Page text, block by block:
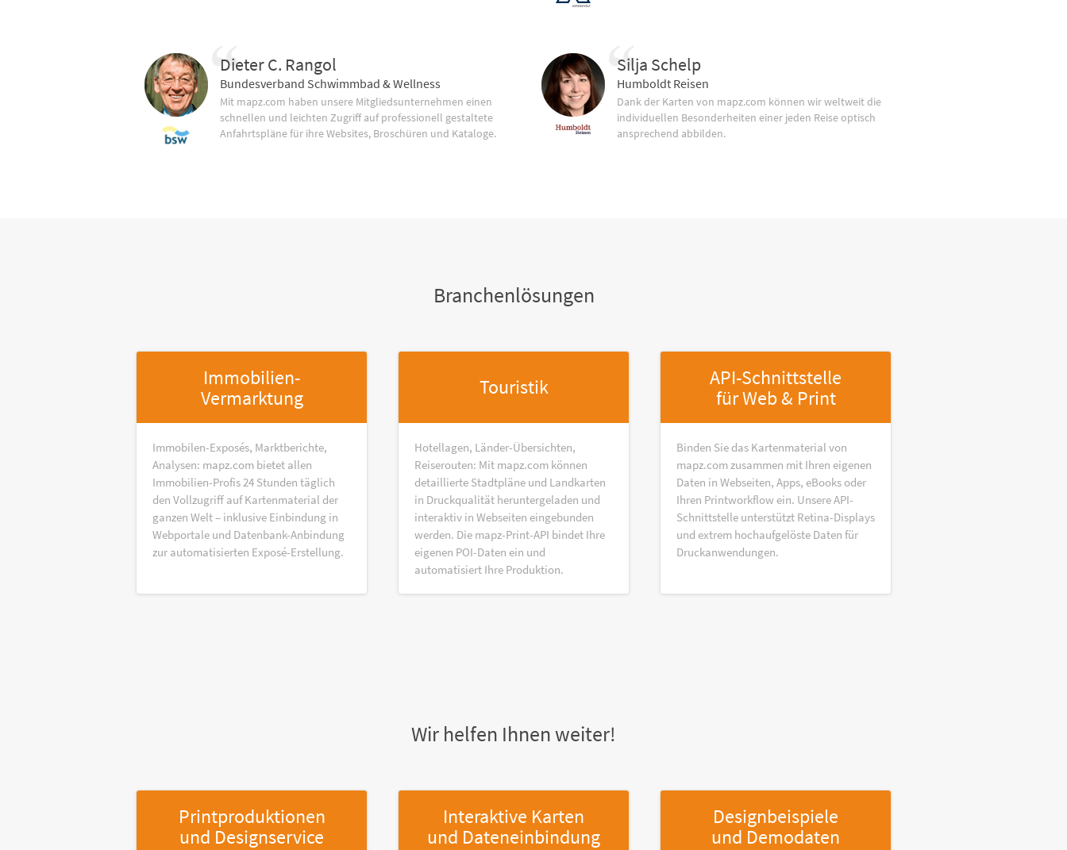
Dieter C. Rangol
Bundesverband Schwimmbad & Wellness
Mit mapz.com haben unsere Mitgliedsunternehmen einen
schnellen und leichten Zugriff auf professionell gestaltete
Anfahrtspläne für ihre Websites, Broschüren und Kataloge.
Silja Schelp
Humboldt Reisen
Dank der Karten von mapz.com können wir weltweit die
individuellen Besonderheiten einer jeden Reise optisch
ansprechend abbilden.
Branchenlösungen
Immobilien-
Vermarktung
Immobilen-Exposés, Marktberichte,
Analysen: mapz.com bietet allen
Immobilien-Profis 24 Stunden täglich
den Vollzugriff auf Kartenmaterial der
ganzen Welt – inklusive Einbindung in
Webportale und Datenbank-Anbindung
zur automatisierten Exposé-Erstellung.
Touristik
Hotellagen, Länder-Übersichten,
Reiserouten: Mit mapz.com können
detaillierte Stadtpläne und Landkarten
in Druckqualität heruntergeladen und
interaktiv in Webseiten eingebunden
werden. Die mapz-Print-API bindet Ihre
eigenen POI-Daten ein und
automatisiert Ihre Produktion.
API-Schnittstelle
für Web & Print
Binden Sie das Kartenmaterial von
mapz.com zusammen mit Ihren eigenen
Daten in Webseiten, Apps, eBooks oder
Ihren Printworkflow ein. Unsere API-
Schnittstelle unterstützt Retina-Displays
und extrem hochaufgelöste Daten für
Druckanwendungen.
Wir helfen Ihnen weiter!
Printproduktionen
und Designservice
Interaktive Karten
und Dateneinbindung
Designbeispiele
und Demodaten